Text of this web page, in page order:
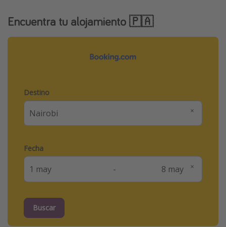
Encuentra tu alojamiento 🇵🇦
Destino
Fecha
-
Buscar